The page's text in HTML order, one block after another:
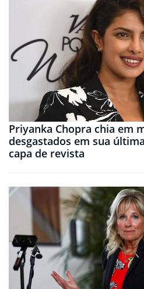
Priyanka Chopra chia em
desgastados em sua
capa de revista